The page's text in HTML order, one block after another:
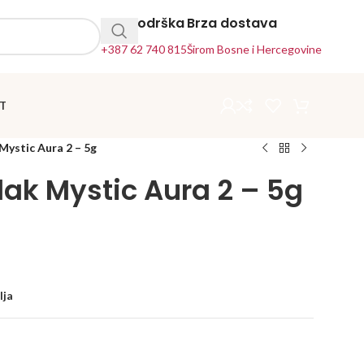
24h Podrška
+387 62 740 815
Brza dostava
Širom Bosne i Hercegovine
Aura 2 – 5g
Mystic Aura 2 – 5g